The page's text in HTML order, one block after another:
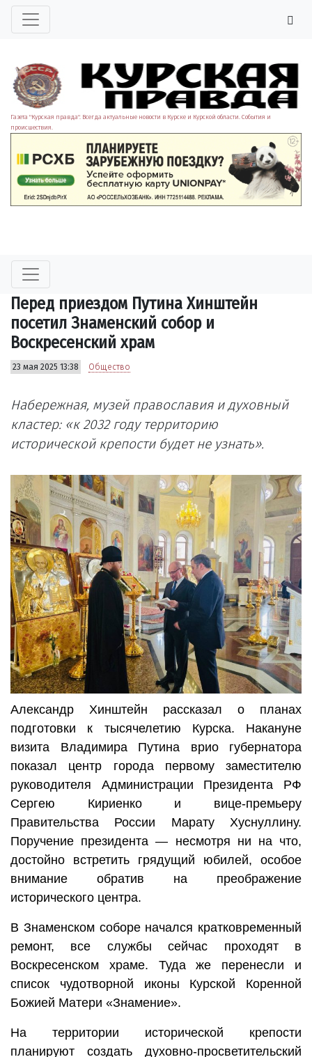
Газета "Курская правда". Всегда актуальные новости в Курске и Курской области. События и
происшествия.
Перед приездом Путина Хинштейн
посетил Знаменский собор и
Воскресенский храм
23 мая 2025 13:38 Общество
Набережная, музей православия и духовный
кластер: «к 2032 году территорию
исторической крепости будет не узнать».
Александр Хинштейн рассказал о планах
подготовки к тысячелетию Курска. Накануне
визита Владимира Путина врио губернатора
показал центр города первому заместителю
руководителя Администрации Президента РФ
Сергею Кириенко и вице-премьеру
Правительства России Марату Хуснуллину.
Поручение президента — несмотря ни на что,
достойно встретить грядущий юбилей, особое
внимание обратив на преображение
исторического центра.
В Знаменском соборе начался кратковременный
ремонт, все службы сейчас проходят в
Воскресенском храме. Туда же перенесли и
список чудотворной иконы Курской Коренной
Божией Матери «Знамение».
На территории исторической крепости
планируют создать духовно-просветительский